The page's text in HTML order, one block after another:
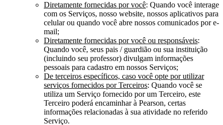
Diretamente fornecidas por você: Quando você interage
com os Serviços, nosso website, nossos aplicativos para
celular ou quando você abre nossos comunicados por e-
mail;
Diretamente fornecidas por você ou responsáveis:
Quando você, seus pais / guardião ou sua instituição
(incluindo seu professor) divulgam informações
pessoais para cadastro em nossos Serviços;
De terceiros específicos, caso você opte por utilizar
serviços fornecidos por Terceiros: Quando você se
utiliza um Serviço fornecido por um Terceiro, este
Terceiro poderá encaminhar à Pearson, certas
informações relacionadas à sua atividade no referido
Serviço.